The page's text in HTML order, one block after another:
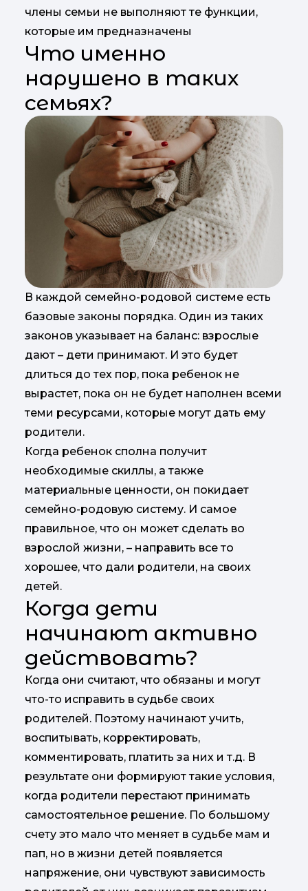
члены семьи не выполняют те функции,
которые им предназначены
Что именно
нарушено в таких
семьях?
В каждой семейно-родовой системе есть
базовые законы порядка. Один из таких
законов указывает на баланс: взрослые
дают – дети принимают. И это будет
длиться до тех пор, пока ребенок не
вырастет, пока он не будет наполнен всеми
теми ресурсами, которые могут дать ему
родители.
Когда ребенок сполна получит
необходимые скиллы, а также
материальные ценности, он покидает
семейно-родовую систему. И самое
правильное, что он может сделать во
взрослой жизни, – направить все то
хорошее, что дали родители, на своих
детей.
Когда дети
начинают активно
действовать?
Когда они считают, что обязаны и могут
что-то исправить в судьбе своих
родителей. Поэтому начинают учить,
воспитывать, корректировать,
комментировать, платить за них и т.д. В
результате они формируют такие условия,
когда родители перестают принимать
самостоятельное решение. По большому
счету это мало что меняет в судьбе мам и
пап, но в жизни детей появляется
напряжение, они чувствуют зависимость